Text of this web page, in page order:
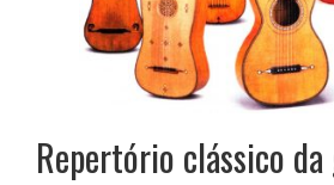
Repertório clássico